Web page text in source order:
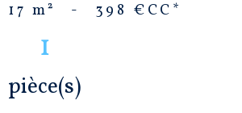
17 m² - 398 € CC*
1
pièce(s)